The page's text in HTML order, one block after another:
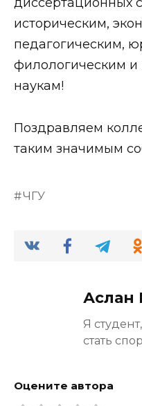
диссертационных
историческим,
педагогическим,
филологическим и
наукам!
Поздравляем
таким значимым
ЧГУ
Аслан
Я
стать
Оцените автора